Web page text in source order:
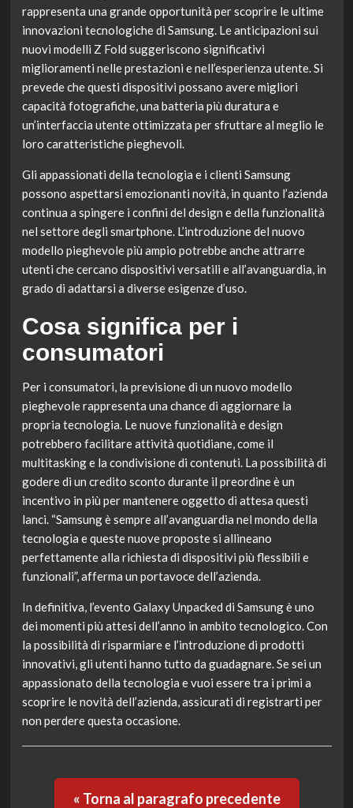
rappresenta una grande opportunità per scoprire le ultime
innovazioni tecnologiche di Samsung. Le anticipazioni sui
nuovi modelli Z Fold suggeriscono significativi
miglioramenti nelle prestazioni e nell’esperienza utente. Si
prevede che questi dispositivi possano avere migliori
capacità fotografiche, una batteria più duratura e
un’interfaccia utente ottimizzata per sfruttare al meglio le
loro caratteristiche pieghevoli.
Gli appassionati della tecnologia e i clienti Samsung
possono aspettarsi emozionanti novità, in quanto l’azienda
continua a spingere i confini del design e della funzionalità
nel settore degli smartphone. L’introduzione del nuovo
modello pieghevole più ampio potrebbe anche attrarre
utenti che cercano dispositivi versatili e all’avanguardia, in
grado di adattarsi a diverse esigenze d’uso.
Cosa significa per i
consumatori
Per i consumatori, la previsione di un nuovo modello
pieghevole rappresenta una chance di aggiornare la
propria tecnologia. Le nuove funzionalità e design
potrebbero facilitare attività quotidiane, come il
multitasking e la condivisione di contenuti. La possibilità di
godere di un credito sconto durante il preordine è un
incentivo in più per mantenere oggetto di attesa questi
lanci. “Samsung è sempre all’avanguardia nel mondo della
tecnologia e queste nuove proposte si allineano
perfettamente alla richiesta di dispositivi più flessibili e
funzionali”, afferma un portavoce dell’azienda.
In definitiva, l’evento Galaxy Unpacked di Samsung è uno
dei momenti più attesi dell’anno in ambito tecnologico. Con
la possibilità di risparmiare e l’introduzione di prodotti
innovativi, gli utenti hanno tutto da guadagnare. Se sei un
appassionato della tecnologia e vuoi essere tra i primi a
scoprire le novità dell’azienda, assicurati di registrarti per
non perdere questa occasione.
« Torna al paragrafo precedente